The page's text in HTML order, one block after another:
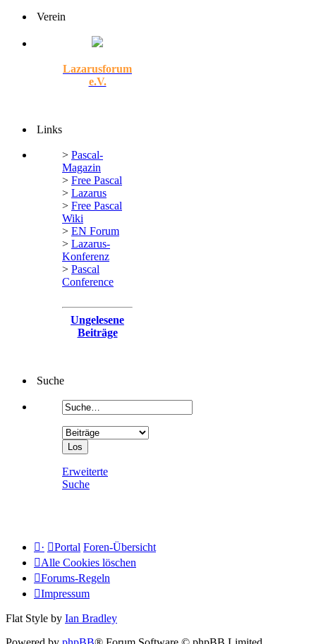
Verein
Lazarusforum
e.V.
Links
> Pascal-
Magazin
> Free Pascal
> Lazarus
> Free Pascal
Wiki
> EN Forum
> Lazarus-
Konferenz
> Pascal
Conference
Ungelesene
Beiträge
Suche
Erweiterte
Suche
· Portal Foren-Übersicht
Alle Cookies löschen
Forums-Regeln
Impressum
Flat Style by Ian Bradley